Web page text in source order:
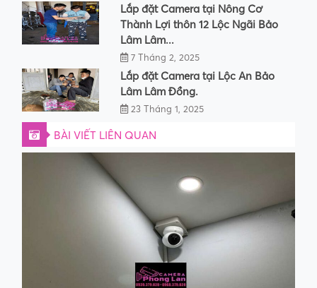
Lắp đặt Camera tại Nông Cơ
Thành Lợi thôn 12 Lộc Ngãi Bảo
Lâm Lâm...
7 Tháng 2, 2025
Lắp đặt Camera tại Lộc An Bảo
Lâm Lâm Đồng.
23 Tháng 1, 2025
BÀI VIẾT LIÊN QUAN